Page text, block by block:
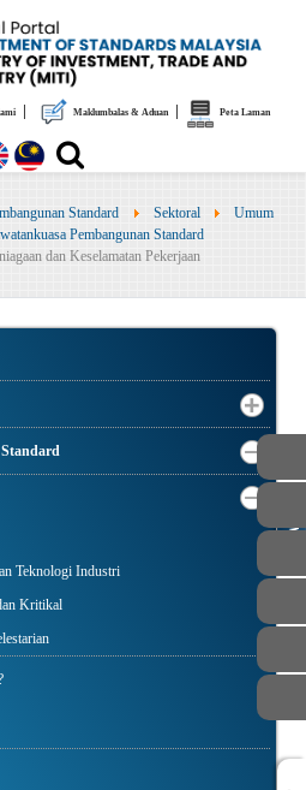
| Maklumbalas & Aduan| Peta Laman
Standard Sektoral
Umum
Pembangunan Standard
dan Keselamatan Pekerjaan
Teknologi Industri
Kritikal
AWAM